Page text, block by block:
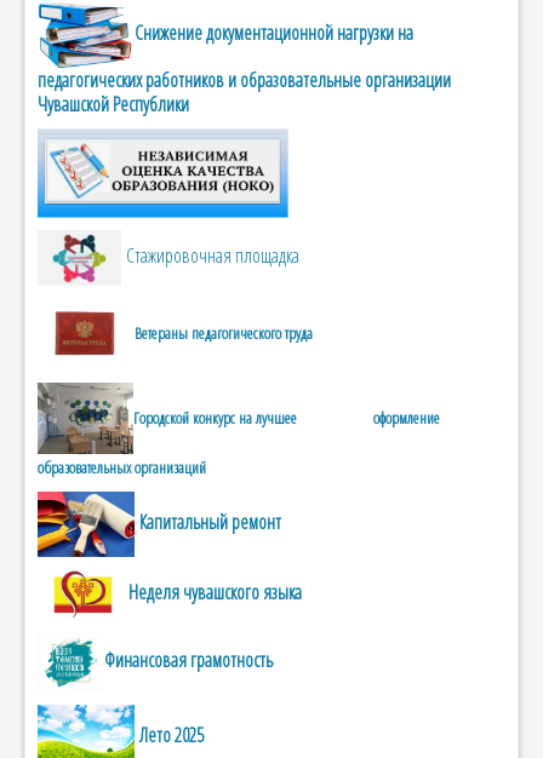
Снижение документационной нагрузки на
педагогических работников и образовательные организации
Чувашской Республики
Стажировочная площадка
Ветераны педагогического труда
Городской конкурс на лучшее оформление
образовательных организаций
Капитальный ремонт
Неделя чувашского языка
Финансовая грамотность
Лето 2025